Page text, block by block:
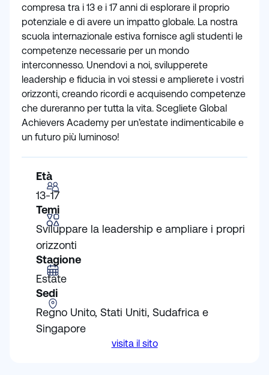
compresa tra i 13 e i 17 anni di esplorare il proprio
potenziale e di avere un impatto globale. La nostra
scuola internazionale estiva fornisce agli studenti le
competenze necessarie per un mondo
interconnesso. Unendovi a noi, svilupperete
leadership e fiducia in voi stessi e amplierete i vostri
orizzonti, creando ricordi e acquisendo competenze
che dureranno per tutta la vita. Scegliete Global
Achievers Academy per un’estate indimenticabile e
un futuro più luminoso!
Età
13-17
Temi
Sviluppare la leadership e ampliare i propri
orizzonti
Stagione
Estate
Sedi
Regno Unito, Stati Uniti, Sudafrica e
Singapore
visita il sito